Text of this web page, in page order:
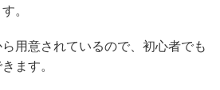
。
用意されているので、初心者でも
ます。